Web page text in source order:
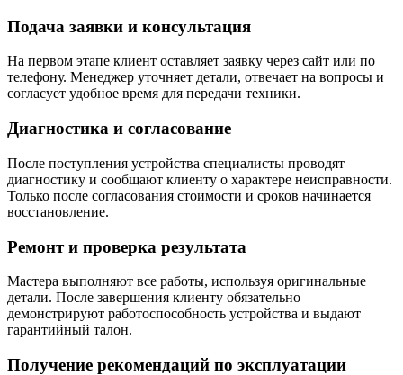
Подача заявки и консультация
На первом этапе клиент оставляет заявку через сайт или по
телефону. Менеджер уточняет детали, отвечает на вопросы и
согласует удобное время для передачи техники.
Диагностика и согласование
После поступления устройства специалисты проводят
диагностику и сообщают клиенту о характере неисправности.
Только после согласования стоимости и сроков начинается
восстановление.
Ремонт и проверка результата
Мастера выполняют все работы, используя оригинальные
детали. После завершения клиенту обязательно
демонстрируют работоспособность устройства и выдают
гарантийный талон.
Получение рекомендаций по эксплуатации